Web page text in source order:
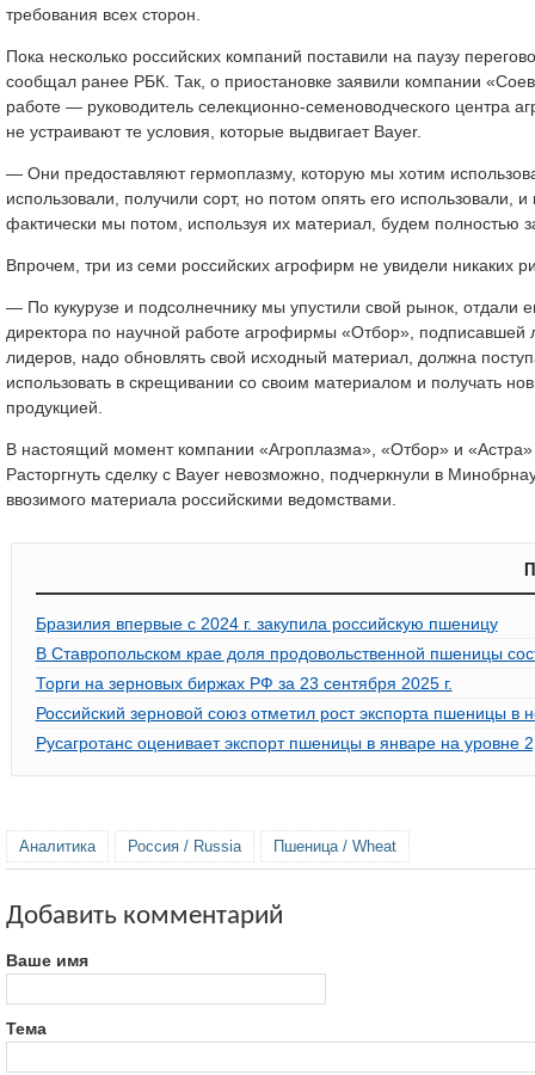
требования всех сторон.
Пока несколько российских компаний поставили на паузу
сообщал ранее РБК. Так, о приостановке заявили компании
работе — руководитель селекционно-семеноводческого центра
не устраивают те условия, которые выдвигает Bayer.
— Они предоставляют гермоплазму, которую мы хотим
использовали, получили сорт, но потом опять его использовали,
фактически мы потом, используя их материал, будем полностью
Впрочем, три из семи российских агрофирм не увидели никаких
— По кукурузе и подсолнечнику мы упустили свой рынок, отдали
директора по научной работе агрофирмы «Отбор»,
лидеров, надо обновлять свой исходный материал, должна
использовать в скрещивании со своим материалом и получать
продукцией.
В настоящий момент компании «Агроплазма», «Отбор» и
Расторгнуть сделку с Bayer невозможно, подчеркнули в
ввозимого материала российскими ведомствами.
Бразилия впервые с 2024 г. закупила российскую пшеницу
В Ставропольском крае доля продовольственной пшеницы
Торги на зерновых биржах РФ за 23 сентября 2025 г.
Российский зерновой союз отметил рост экспорта пшеницы в
Русагротанс оценивает экспорт пшеницы в январе на уровне
Аналитика Россия / Russia Пшеница / Wheat
Добавить комментарий
Ваше имя
Тема